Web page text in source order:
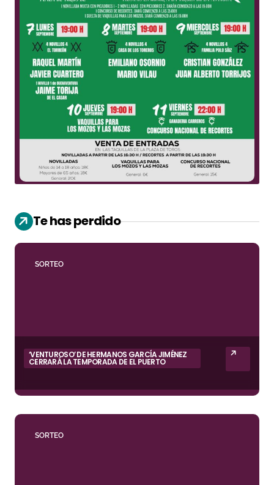
Te has perdido
SORTEO
‘VENTUROSO’ DE HERMANOS GARCÍA JIMÉNEZ
CERRARÁ LA TEMPORADA DE EL PUERTO
SORTEO